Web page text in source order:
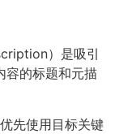
）是吸引
容的标题和元描
先使用目标关键